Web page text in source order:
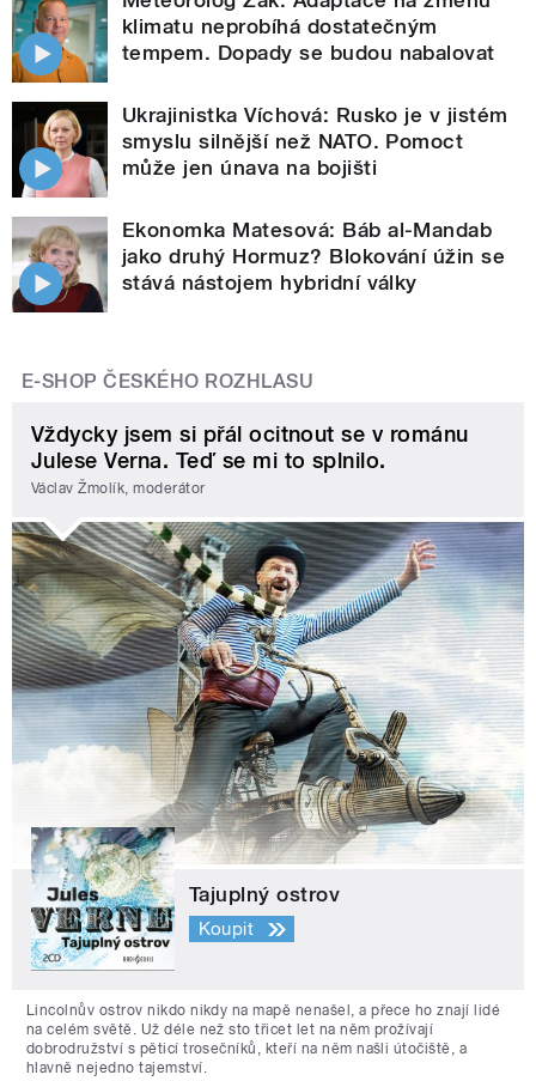
klimatu neprobíhá dostatečným
tempem. Dopady se budou nabalovat
Ukrajinistka Víchová: Rusko je v jistém
smyslu silnější než NATO. Pomoct
může jen únava na bojišti
Ekonomka Matesová: Báb al-Mandab
jako druhý Hormuz? Blokování úžin se
stává nástojem hybridní války
E-SHOP ČESKÉHO ROZHLASU
Vždycky jsem si přál ocitnout se v románu
Julese Verna. Teď se mi to splnilo.
Václav Žmolík, moderátor
Tajuplný ostrov
Koupit
Lincolnův ostrov nikdo nikdy na mapě nenašel, a přece ho znají lidé
na celém světě. Už déle než sto třicet let na něm prožívají
dobrodružství s pěticí trosečníků, kteří na něm našli útočiště, a
hlavně nejedno tajemství.